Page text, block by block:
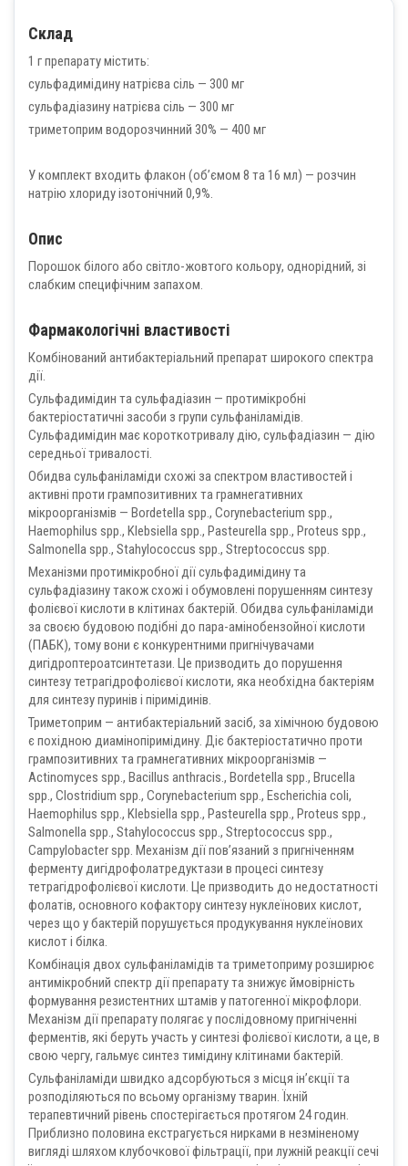
Склад
1 г препарату містить:
сульфадимідину натрієва сіль — 300 мг
сульфадіазину натрієва сіль — 300 мг
триметоприм водорозчинний 30% — 400 мг
У комплект входить флакон (об’ємом 8 та 16 мл) — розчин
натрію хлориду ізотонічний 0,9%.
Опис
Порошок білого або світло-жовтого кольору, однорідний, зі
слабким специфічним запахом.
Фармакологічні властивості
Комбінований антибактеріальний препарат широкого спектра
дії.
Сульфадимідин та сульфадіазин — протимікробні
бактеріостатичні засоби з групи сульфаніламідів.
Сульфадимідин має короткотривалу дію, сульфадіазин — дію
середньої тривалості.
Обидва сульфаніламіди схожі за спектром властивостей і
активні проти грампозитивних та грамнегативних
мікроорганізмів — Bordetella spp., Corynebacterium spp.,
Haemophilus spp., Klebsiella spp., Pasteurella spp., Proteus spp.,
Salmonella spp., Stahylococcus spp., Streptococcus spp.
Механізми протимікробної дії сульфадимідину та
сульфадіазину також схожі і обумовлені порушенням синтезу
фолієвої кислоти в клітинах бактерій. Обидва сульфаніламіди
за своєю будовою подібні до пара-амінобензойної кислоти
(ПАБК), тому вони є конкурентними пригнічувачами
дигідроптероатсинтетази. Це призводить до порушення
синтезу тетрагідрофолієвої кислоти, яка необхідна бактеріям
для синтезу пуринів і піримідинів.
Триметоприм — антибактеріальний засіб, за хімічною будовою
є похідною диамінопіримідину. Діє бактеріостатично проти
грампозитивних та грамнегативних мікроорганізмів —
Actinomyces spp., Bacillus anthracis., Bordetella spp., Brucella
spp., Clostridium spp., Corynebacterium spp., Escherichia coli,
Haemophilus spp., Klebsiella spp., Pasteurella spp., Proteus spp.,
Salmonella spp., Stahylococcus spp., Streptococcus spp.,
Сampylobacter spp. Механізм дії пов’язаний з пригніченням
ферменту дигідрофолатредуктази в процесі синтезу
тетрагідрофолієвої кислоти. Це призводить до недостатності
фолатів, основного кофактору синтезу нуклеїнових кислот,
через що у бактерій порушується продукування нуклеїнових
кислот і білка.
Комбінація двох сульфаніламідів та триметоприму розширює
антимікробний спектр дії препарату та знижує ймовірність
формування резистентних штамів у патогенної мікрофлори.
Механізм дії препарату полягає у послідовному пригніченні
ферментів, які беруть участь у синтезі фолієвої кислоти, а це, в
свою чергу, гальмує синтез тимідину клітинами бактерій.
Сульфаніламіди швидко адсорбуються з місця ін’єкції та
розподіляються по всьому організму тварин. Їхній
терапевтичний рівень спостерігається протягом 24 годин.
Приблизно половина екстрагується нирками в незміненому
вигляді шляхом клубочкової фільтрації, при лужній реакції сечі